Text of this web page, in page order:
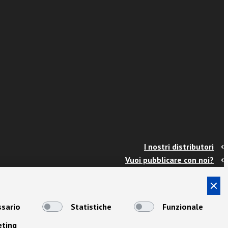
I nostri distributori
Vuoi pubblicare con noi?
Info e spedizioni
Termini e condizioni
Cookies
Statistiche
Funzionale